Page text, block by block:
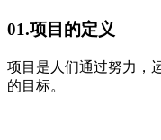
01.项目的定义
项目是人们通过努力，
的目标。